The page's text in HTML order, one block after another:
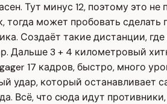
Тут минус 12, поэтому это
может пробовать
Создаёт такие дистанции,
Дальше 3 + 4 километровый
17 кадров, быстро, много
который останавливает
Всё, что сюда идут